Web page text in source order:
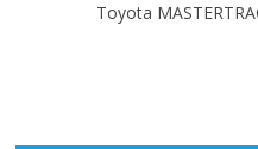
Toyota